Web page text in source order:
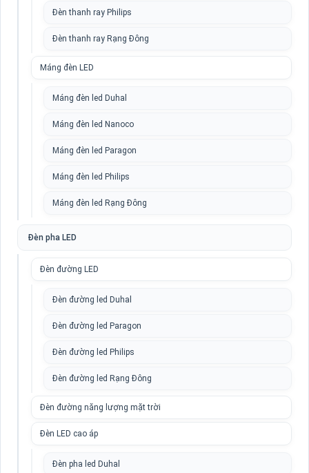
Đèn thanh ray Philips
Đèn thanh ray Rạng Đông
Máng đèn LED
Máng đèn led Duhal
Máng đèn led Nanoco
Máng đèn led Paragon
Máng đèn led Philips
Máng đèn led Rạng Đông
Đèn pha LED
Đèn đường LED
Đèn đường led Duhal
Đèn đường led Paragon
Đèn đường led Philips
Đèn đường led Rạng Đông
Đèn đường năng lượng mặt trời
Đèn LED cao áp
Đèn pha led Duhal